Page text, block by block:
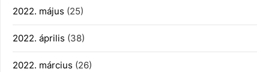
2022. május (25)
2022. április (38)
2022. március (26)